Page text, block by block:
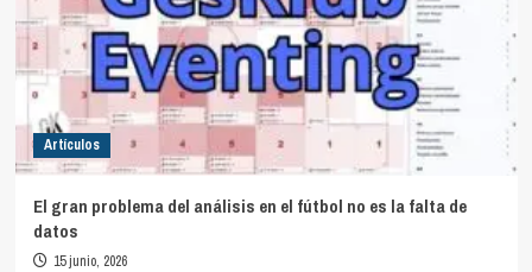
Artículos
El gran problema del análisis en el fútbol no es la falta de
datos
15 junio, 2026